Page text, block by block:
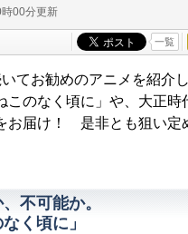
00分更新
一覧
てお勧めのアニメを紹介
このなく頃に」や、大正
お届け！ 是非とも狙い定
不可能か。
く頃に」